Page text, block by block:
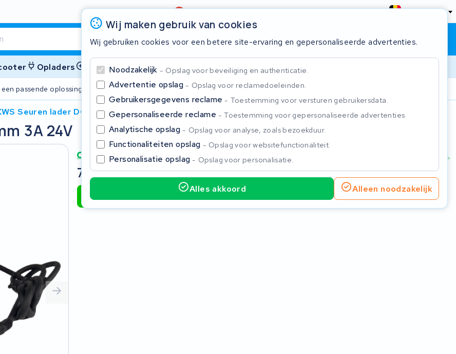
Beoordeling4,6/5 België
Winkelwagen Inloggen
Opladers Accessoires
passende oplossing 2 jaar garantie
Wij maken gebruik van cookies
Wij gebruiken cookies voor een betere site-ervaring en gepersonaliseerde advertenties.
Noodzakelijk Opslag voor beveiliging en authenticatie.
Advertentie opslag Opslag voor reclamedoeleinden.
Gebruikersgegevens reclame Toestemming voor versturen gebruikersdata.
Gepersonaliseerde reclame Toestemming voor gepersonaliseerde advertenties.
Analytische opslag Opslag voor analyse, zoals bezoekduur.
Functionaliteiten opslag Opslag voor websitefunctionaliteit.
Personalisatie opslag Opslag voor personalisatie.
Alles akkoord Alleen noodzakelijk
Seuren lader DC plug 2.5mm 3A 24V
3A 24V
75,00Incl. BTW
Sluiten
Begin te typen in de zoekbalk om te zoeken